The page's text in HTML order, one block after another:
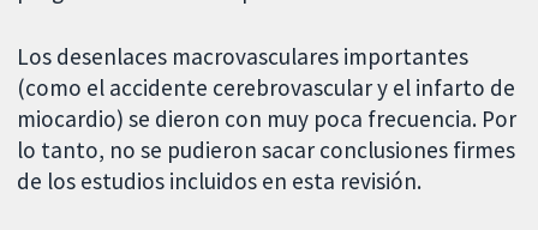
Los desenlaces macrovasculares importantes
(como el accidente cerebrovascular y el infarto de
miocardio) se dieron con muy poca frecuencia. Por
lo tanto, no se pudieron sacar conclusiones firmes
de los estudios incluidos en esta revisión.